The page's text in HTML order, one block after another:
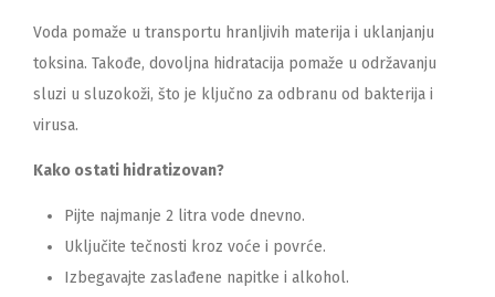
Voda pomaže u transportu hranljivih materija i uklanjanju
toksina. Takođe, dovoljna hidratacija pomaže u održavanju
sluzi u sluzokoži, što je ključno za odbranu od bakterija i
virusa.
Kako ostati hidratizovan?
Pijte najmanje 2 litra vode dnevno.
Uključite tečnosti kroz voće i povrće.
Izbegavajte zaslađene napitke i alkohol.